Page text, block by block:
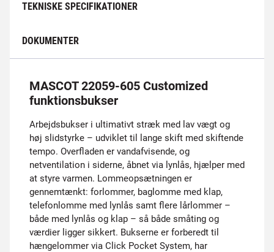
TEKNISKE SPECIFIKATIONER
DOKUMENTER
MASCOT 22059-605 Customized
funktionsbukser
Arbejdsbukser i ultimativt stræk med lav vægt og
høj slidstyrke – udviklet til lange skift med skiftende
tempo. Overfladen er vandafvisende, og
netventilation i siderne, åbnet via lynlås, hjælper med
at styre varmen. Lommeopsætningen er
gennemtænkt: forlommer, baglomme med klap,
telefonlomme med lynlås samt flere lårlommer –
både med lynlås og klap – så både småting og
værdier ligger sikkert. Bukserne er forberedt til
hængelommer via Click Pocket System, har